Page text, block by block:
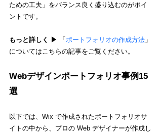
ための工夫」をバランス良く盛り込むのがポイ
ントです。
もっと詳しく ▶︎ 「 ポートフォリオの作成方法 」
についてはこちらの記事をご覧ください。
Webデザインポートフォリオ事例15
選
以下では、Wix で作成されたポートフォリオサ
イトの中から、プロの Web デザイナーが作成し